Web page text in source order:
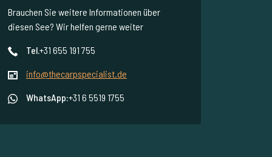
Brauchen Sie weitere Informationen über
diesen See? Wir helfen gerne weiter
Tel.+31 655 191 755
info@thecarpspecialist.de
WhatsApp:+31 6 5519 1755